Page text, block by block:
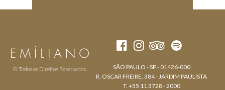
© Todos os Direitos Reservados.
SÃO PAULO - SP - 01426-000
R. OSCAR FREIRE, 384 - JARDIM PAULISTA
T. +55 11 3728 - 2000